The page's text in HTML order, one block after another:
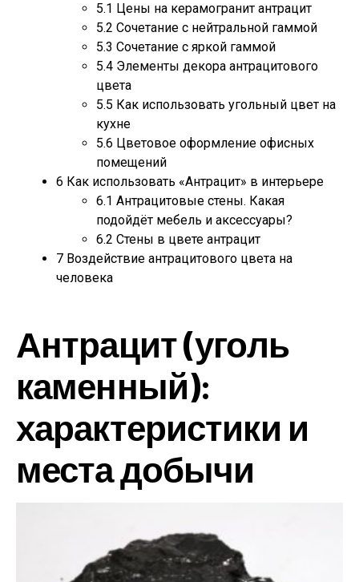
5.1 Цены на керамогранит антрацит
5.2 Сочетание с нейтральной гаммой
5.3 Сочетание с яркой гаммой
5.4 Элементы декора антрацитового
цвета
5.5 Как использовать угольный цвет на
кухне
5.6 Цветовое оформление офисных
помещений
6 Как использовать «Антрацит» в интерьере
6.1 Антрацитовые стены. Какая
подойдёт мебель и аксессуары?
6.2 Стены в цвете антрацит
7 Воздействие антрацитового цвета на
человека
Антрацит (уголь
каменный):
характеристики и
места добычи